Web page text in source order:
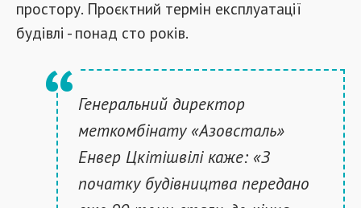
простору. Проєктний термін експлуатації
будівлі - понад сто років.
Генеральний директор
меткомбінату «Азовсталь»
Енвер Цкітішвілі каже: «З
початку будівництва передано